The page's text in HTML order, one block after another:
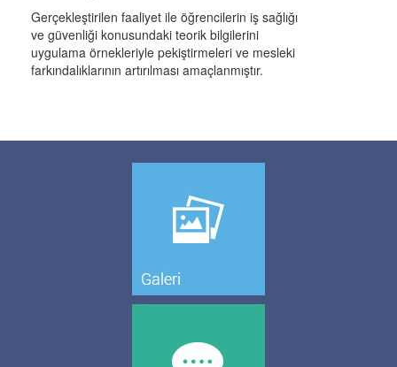
Gerçekleştirilen faaliyet ile öğrencilerin iş sağlığı
ve güvenliği konusundaki teorik bilgilerini
uygulama örnekleriyle pekiştirmeleri ve mesleki
farkındalıklarının artırılması amaçlanmıştır.